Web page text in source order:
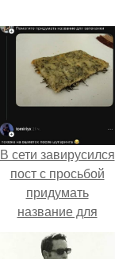
В сети завирусился
пост с просьбой
придумать
название для
домашней
запеканки.